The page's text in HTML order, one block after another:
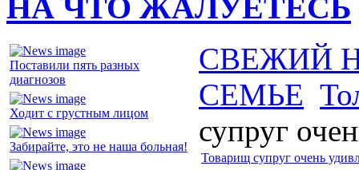
НА ЧТО ЖАЛУЕТЕСЬ
Поставили пять разных
диагнозов
Ходит с грустным лицом
Забирайте, это не наша больная!
СВЕЖИЙ
СЕМЬЕ
супруг
Товарищ супруг очень